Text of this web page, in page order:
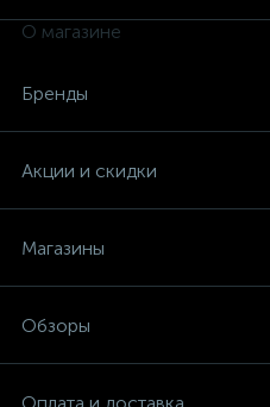
О магазине
Бренды
Акции и скидки
Магазины
Обзоры